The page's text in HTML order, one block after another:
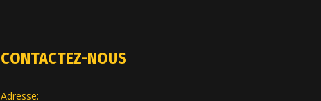
CONTACTEZ-NOUS
Adresse: